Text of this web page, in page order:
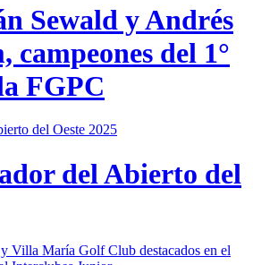
Sewald y Andrés
campeones del 1°
FGPC
del Abierto del